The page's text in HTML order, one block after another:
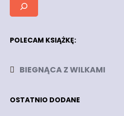
POLECAM KSIĄŻKĘ:
BIEGNĄCA Z WILKAMI
OSTATNIO DODANE